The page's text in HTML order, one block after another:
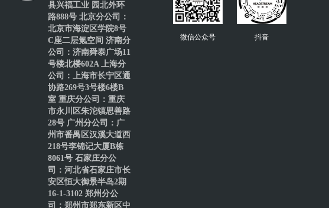
县兴福工业 园北外环
路888号 北京分公司：
北京市海淀区学院8号
C座二层氪空间 济南分
公司：济南舜泰广场11
号楼北楼602A 上海分
公司：上海市长宁区通
协路269号3号楼6楼B
室 重庆分公司：重庆
市永川区朱沱镇思善路
28号 广州分公司：广
州市番禺区汉溪大道西
218号李锦记大厦B栋
8061号 石家庄分公
司：河北省石家庄市长
安区恒大御景半岛2期
16-1-3102 郑州分公
司：郑州市郑东新区中
微信公众号 抖音